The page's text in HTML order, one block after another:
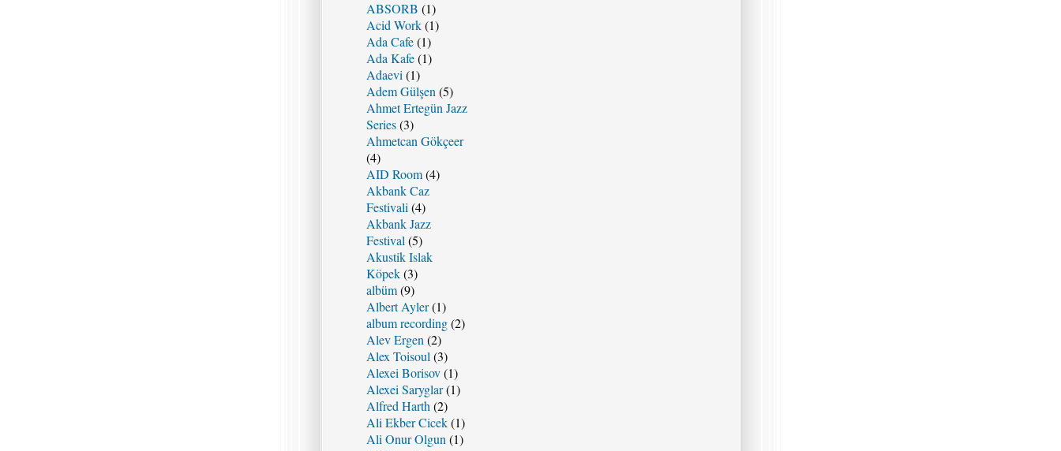
ABSORB (1)
Acid Work(1)
Ada Cafe(1)
Ada Kafe(1)
Adaevi(1)
Adem Gülşen(5)
Ahmet Ertegün Jazz
Series(3)
Ahmetcan Gökçeer
(4)
AID Room(4)
Akbank Caz
Festivali(4)
Akbank Jazz
Festival(5)
Akustik Islak
Köpek(3)
albüm(9)
Albert Ayler(1)
album recording(2)
Alev Ergen(2)
Alex Toisoul(3)
Alexei Borisov(1)
Alexei Saryglar(1)
Alfred Harth(2)
Ali Ekber Cicek(1)
Ali Onur Olgun(1)